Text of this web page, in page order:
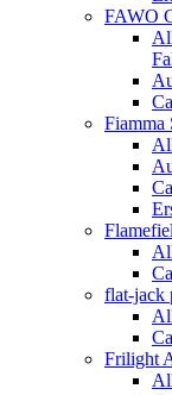
FAWO
Fiamma
flat-jack
Frilight